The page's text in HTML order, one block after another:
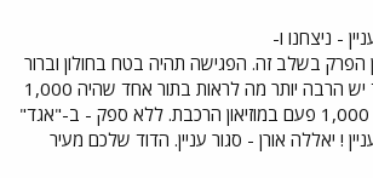
- ניצחנו ו-
הפרק בשלב זה. הפגישה תהיה בטח בחולון וברור
מאליו שבמוזיאון אגד יש הרבה יותר מה לראות בתור אחד שהיה 1,000
פעם במוזיאון אגד ו- 1,000 פעם במוזיאון הרכבת. ללא ספק - ב-"אגד"
! יאללה אורן - סגור עניין. הדוד שלכם מעיר